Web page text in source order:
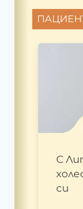
С
си